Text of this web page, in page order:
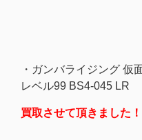
・ガンバライジング 仮
レベル99 BS4-045 LR
買取させて頂きました